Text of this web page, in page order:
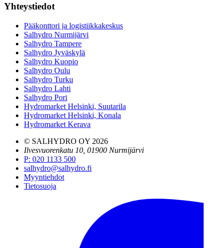
Yhteystiedot
Pääkonttori ja logistiikkakeskus
Salhydro Nurmijärvi
Salhydro Tampere
Salhydro Jyväskylä
Salhydro Kuopio
Salhydro Oulu
Salhydro Turku
Salhydro Lahti
Salhydro Pori
Hydromarket Helsinki, Suutarila
Hydromarket Helsinki, Konala
Hydromarket Kerava
© SALHYDRO OY 2026
Ilvesvuorenkatu 10, 01900 Nurmijärvi
P: 020 1133 500
salhydro@salhydro.fi
Myyntiehdot
Tietosuoja